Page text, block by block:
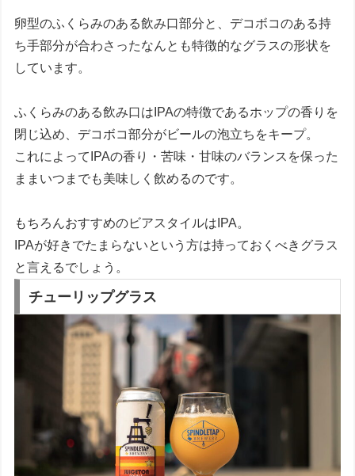
卵型のふくらみのある飲み口部分と、デコボコのある持
ち手部分が合わさったなんとも特徴的なグラスの形状を
しています。
ふくらみのある飲み口はIPAの特徴であるホップの香りを
閉じ込め、デコボコ部分がビールの泡立ちをキープ。
これによってIPAの香り・苦味・甘味のバランスを保った
ままいつまでも美味しく飲めるのです。
もちろんおすすめのビアスタイルはIPA。
IPAが好きでたまらないという方は持っておくべきグラス
と言えるでしょう。
チューリップグラス